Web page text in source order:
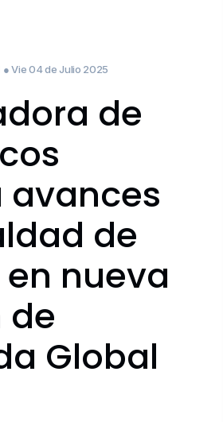
● Vie 04 de Julio 2025
de
de
nueva
de
Global